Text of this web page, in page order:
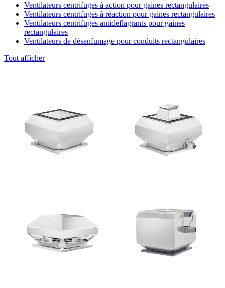
Ventilateurs centrifuges à action pour gaines rectangulaires
Ventilateurs centrifuges à réaction pour gaines rectangulaires
Ventilateurs centrifuges antidéflagrants pour gaines
rectangulaires
Ventilateurs de désenfumage pour conduits rectangulaires
Tout afficher